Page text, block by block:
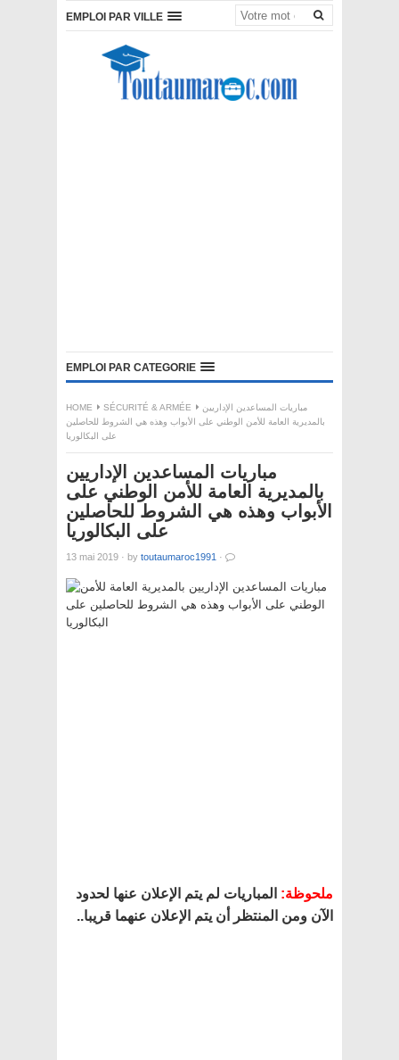
EMPLOI PAR VILLE
EMPLOI PAR CATEGORIE
HOME SÉCURITÉ & ARMÉE
مباريات المساعدين الإداريين
بالمديرية العامة للأمن الوطني على الأبواب وهذه هي الشروط للحاصلين
على البكالوريا
مباريات المساعدين الإداريين
بالمديرية العامة للأمن الوطني على
الأبواب وهذه هي الشروط للحاصلين
على البكالوريا
13 mai 2019 · by toutaumaroc1991 ·
ملحوظة: المباريات لم يتم الإعلان عنها لحدود
الآن ومن المنتظر أن يتم الإعلان عنهما قريبا..